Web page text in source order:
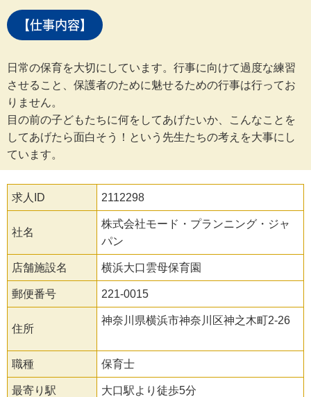
【仕事内容】
日常の保育を大切にしています。行事に向けて過度な練習
させること、保護者のために魅せるための行事は行ってお
りません。
目の前の子どもたちに何をしてあげたいか、こんなことを
してあげたら面白そう！という先生たちの考えを大事にし
ています。
求人ID 2112298
社名
株式会社モード・プランニング・ジャ
パン
店舗施設名 横浜大口雲母保育園
郵便番号 221-0015
住所
神奈川県横浜市神奈川区神之木町2-26
職種 保育士
最寄り駅 大口駅より徒歩5分